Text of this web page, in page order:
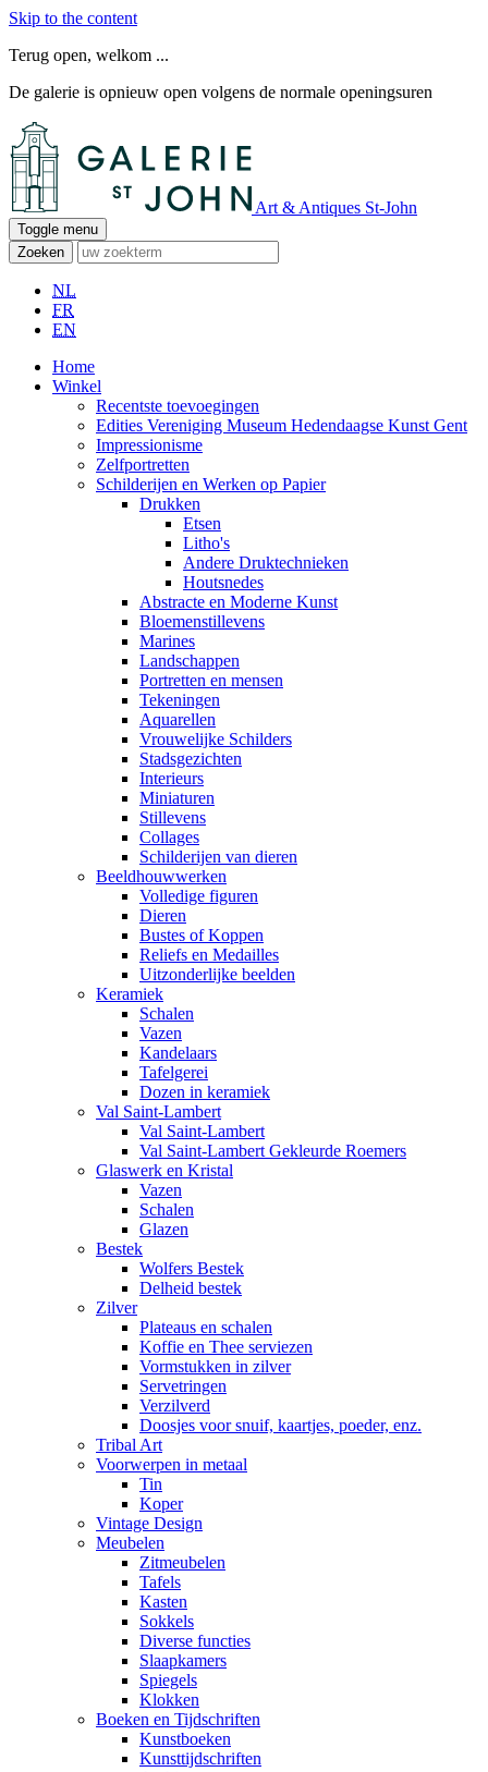
Skip to the content
Terug open, welkom ...
De galerie is opnieuw open volgens de normale openingsuren
Art & Antiques St-John
Toggle menu
Zoeken
NL
FR
EN
Home
Winkel
Recentste toevoegingen
Edities Vereniging Museum Hedendaagse Kunst Gent
Impressionisme
Zelfportretten
Schilderijen en Werken op Papier
Drukken
Etsen
Litho's
Andere Druktechnieken
Houtsnedes
Abstracte en Moderne Kunst
Bloemenstillevens
Marines
Landschappen
Portretten en mensen
Tekeningen
Aquarellen
Vrouwelijke Schilders
Stadsgezichten
Interieurs
Miniaturen
Stillevens
Collages
Schilderijen van dieren
Beeldhouwwerken
Volledige figuren
Dieren
Bustes of Koppen
Reliefs en Medailles
Uitzonderlijke beelden
Keramiek
Schalen
Vazen
Kandelaars
Tafelgerei
Dozen in keramiek
Val Saint-Lambert
Val Saint-Lambert
Val Saint-Lambert Gekleurde Roemers
Glaswerk en Kristal
Vazen
Schalen
Glazen
Bestek
Wolfers Bestek
Delheid bestek
Zilver
Plateaus en schalen
Koffie en Thee serviezen
Vormstukken in zilver
Servetringen
Verzilverd
Doosjes voor snuif, kaartjes, poeder, enz.
Tribal Art
Voorwerpen in metaal
Tin
Koper
Vintage Design
Meubelen
Zitmeubelen
Tafels
Kasten
Sokkels
Diverse functies
Slaapkamers
Spiegels
Klokken
Boeken en Tijdschriften
Kunstboeken
Kunsttijdschriften